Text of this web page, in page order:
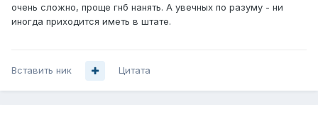
очень сложно, проще гнб нанять. А увечных по разуму - ни
иногда приходится иметь в штате.
Вставить ник Цитата